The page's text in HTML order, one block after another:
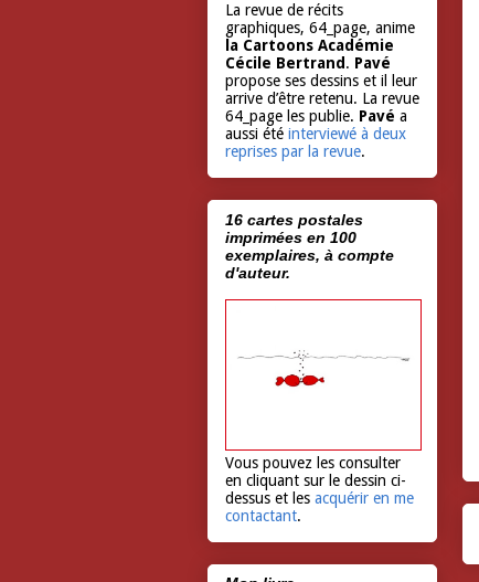
La revue de récits
graphiques, 64_page, anime
la Cartoons Académie
Cécile Bertrand. Pavé
propose ses dessins et il leur
arrive d’être retenu. La revue
64_page les publie. Pavé a
aussi été interviewé à deux
reprises par la revue.
16 cartes postales
imprimées en 100
exemplaires, à compte
d'auteur.
Vous pouvez les consulter
en cliquant sur le dessin ci-
dessus et les acquérir en me
contactant.